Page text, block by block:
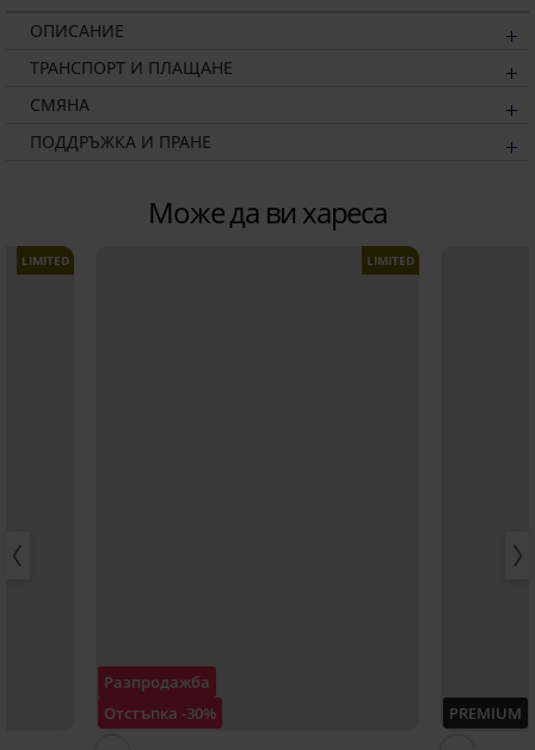
ОПИСАНИЕ
ТРАНСПОРТ И ПЛАЩАНЕ
СМЯНА
ПОДДРЪЖКА И ПРАНЕ
Може да ви хареса
LIMITED
Разпродажба
Отстъпка -30%
LIMITED
PREMIUM